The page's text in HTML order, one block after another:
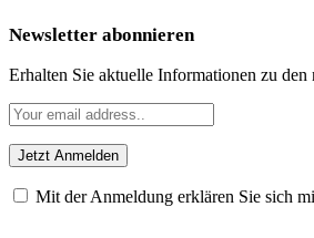
Newsletter abonnieren
Erhalten Sie aktuelle Informationen zu
Mit der Anmeldung erklären Sie sich